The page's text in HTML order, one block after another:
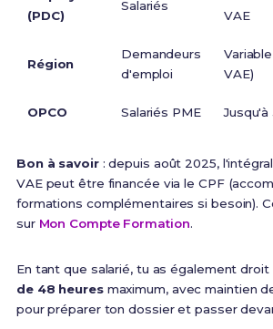
(PDC)
Salariés
VAE
Région
Demandeurs
d'emploi
VAE)
OPCO Salariés PME
Bon à savoir: depuis août 2025,
VAE peut être financée via le CPF
formations complémentaires si besoin).
sur Mon Compte Formation.
En tant que salarié, tu as également droit
de 48 heuresmaximum, avec maintien
pour préparer ton dossier et passer